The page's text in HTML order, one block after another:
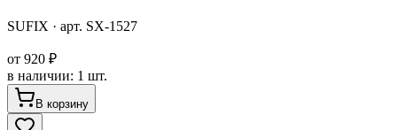
SUFIX · арт. SX-1527
от 920 ₽
в наличии: 1 шт.
В корзину